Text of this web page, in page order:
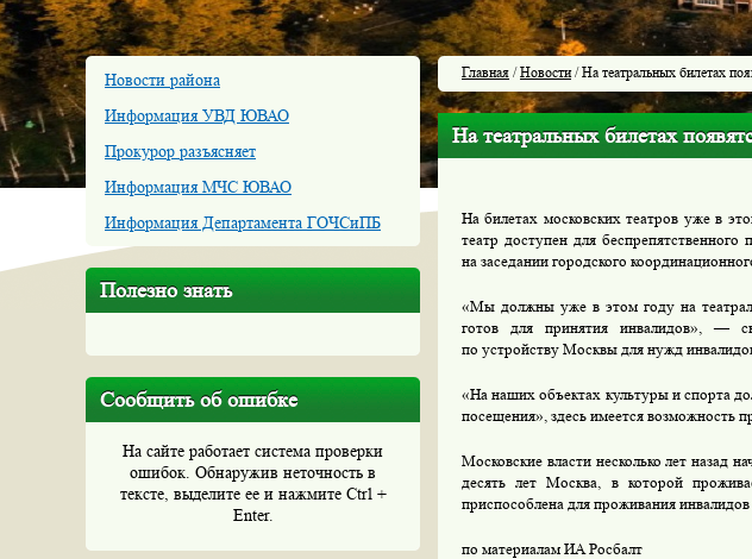
Новости района
Информация УВД ЮВАО
Прокурор разъясняет
Информация МЧС ЮВАО
Информация Департамента ГОЧСиПБ
Полезно знать
Сообщить об ошибке
На сайте работает система проверки
ошибок. Обнаружив неточность в
тексте, выделите ее и нажмите Ctrl +
Enter.
Главная /Новости/ На театральных билетах
На театральных билетах
На билетах московских театров уже в
театр доступен для
на заседании городского
«Мы должны уже в этом году на
готов для принятия инвалидов», —
по устройству Москвы для нужд
«На наших объектах культуры и спорта
посещения», здесь имеется возможность
Московские власти несколько лет назад
десять лет Москва, в которой
приспособлена для проживания
по материалам ИА Росбалт